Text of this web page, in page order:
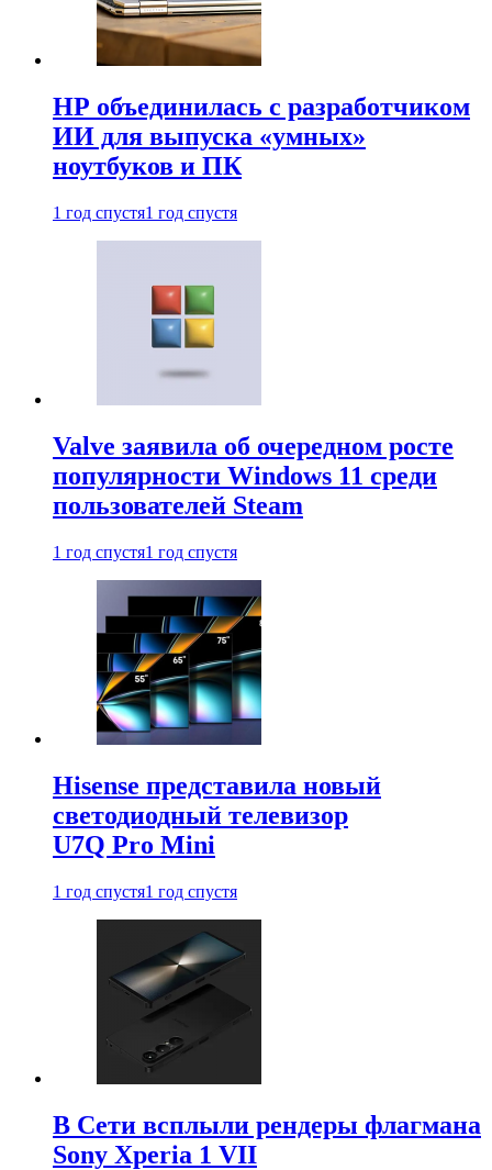
HP объединилась с разработчиком
ИИ для выпуска «умных»
ноутбуков и ПК
1 год спустя1 год спустя
Valve заявила об очередном росте
популярности Windows 11 среди
пользователей Steam
1 год спустя1 год спустя
Hisense представила новый
светодиодный телевизор
U7Q Pro Mini
1 год спустя1 год спустя
В Сети всплыли рендеры флагмана
Sony Xperia 1 VII